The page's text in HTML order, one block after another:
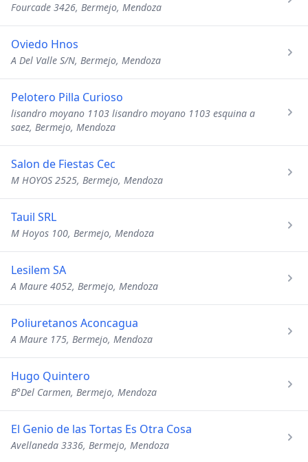
Fourcade 3426, Bermejo, Mendoza
Oviedo Hnos
A Del Valle S/N, Bermejo, Mendoza
Pelotero Pilla Curioso
lisandro moyano 1103 lisandro moyano 1103 esquina a
saez, Bermejo, Mendoza
Salon de Fiestas Cec
M HOYOS 2525, Bermejo, Mendoza
Tauil SRL
M Hoyos 100, Bermejo, Mendoza
Lesilem SA
A Maure 4052, Bermejo, Mendoza
Poliuretanos Aconcagua
A Maure 175, Bermejo, Mendoza
Hugo Quintero
B°Del Carmen, Bermejo, Mendoza
El Genio de las Tortas Es Otra Cosa
Avellaneda 3336, Bermejo, Mendoza